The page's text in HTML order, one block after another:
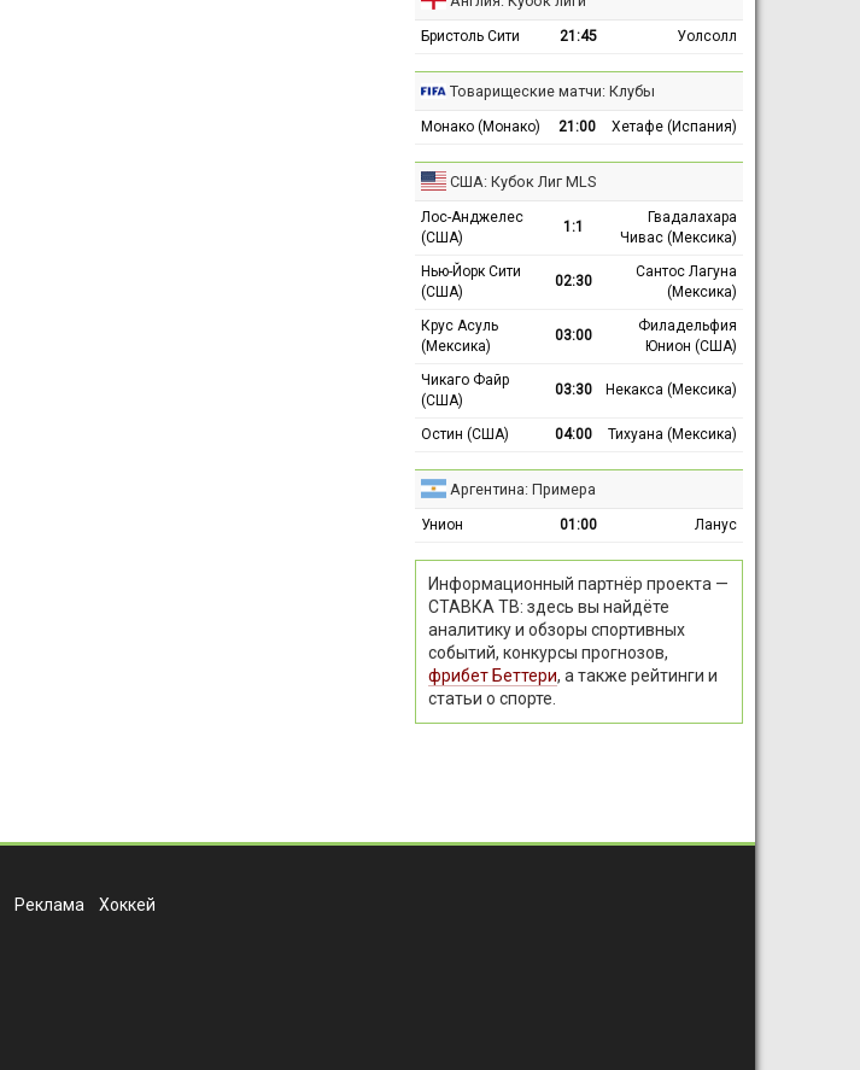
Бристоль Сити 21:45 Уолсолл
Товарищеские матчи: Клубы
Монако (Монако) 21:00 Хетафе (Испания)
США: Кубок Лиг MLS
Лос-Анджелес
(США)
1:1
Гвадалахара
Чивас (Мексика)
Нью-Йорк Сити
(США)
02:30
Сантос Лагуна
(Мексика)
Крус Асуль
(Мексика)
03:00
Филадельфия
Юнион (США)
Чикаго Файр
(США)
03:30 Некакса (Мексика)
Остин (США) 04:00 Тихуана (Мексика)
Аргентина: Примера
Унион 01:00 Ланус
Информационный партнёр проекта —
СТАВКА ТВ: здесь вы найдёте
аналитику и обзоры спортивных
событий, конкурсы прогнозов,
фрибет Беттери, а также рейтинги и
статьи о спорте.
Реклама Хоккей